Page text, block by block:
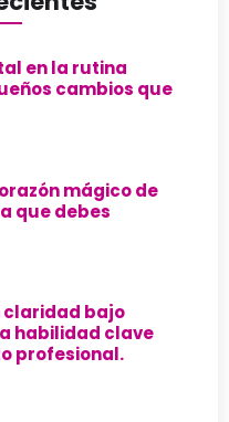
en la rutina
cambios que
mágico de
que debes
claridad bajo
habilidad clave
profesional.